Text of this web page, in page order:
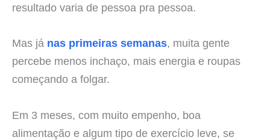
resultado varia de pessoa pra pessoa.
Mas já nas primeiras semanas, muita gente
percebe menos inchaço, mais energia e roupas
começando a folgar.
Em 3 meses, com muito empenho, boa
alimentação e algum tipo de exercício leve, se